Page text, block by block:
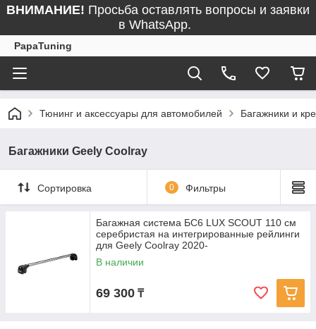
ВНИМАНИЕ! Просьба оставлять вопросы и заявки
в WhatsApp.
PapaTuning
Тюнинг и аксессуары для автомобилей Багажники и
Багажники Geely Coolray
Сортировка 0 Фильтры
Багажная система БС6 LUX SCOUT 110 см
серебристая на интегрированные рейлинги
для Geely Coolray 2020-
В наличии
69 300 ₸